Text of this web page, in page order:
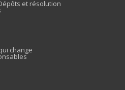
et résolution
change